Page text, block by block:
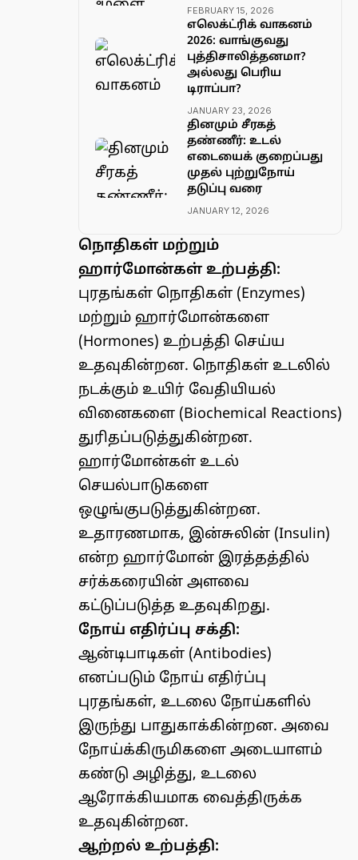
FEBRUARY 15, 2026
எலெக்ட்ரிக் வாகனம்
2026: வாங்குவது
புத்திசாலித்தனமா?
அல்லது பெரிய
டிராப்பா?
JANUARY 23, 2026
தினமும் சீரகத்
தண்ணீர்: உடல்
எடையைக் குறைப்பது
முதல் புற்றுநோய்
தடுப்பு வரை
JANUARY 12, 2026
நொதிகள் மற்றும்
ஹார்மோன்கள் உற்பத்தி:
புரதங்கள் நொதிகள் (Enzymes)
மற்றும் ஹார்மோன்களை
(Hormones) உற்பத்தி செய்ய
உதவுகின்றன. நொதிகள் உடலில்
நடக்கும் உயிர் வேதியியல்
வினைகளை (Biochemical Reactions)
துரிதப்படுத்துகின்றன.
ஹார்மோன்கள் உடல்
செயல்பாடுகளை
ஒழுங்குபடுத்துகின்றன.
உதாரணமாக, இன்சுலின் (Insulin)
என்ற ஹார்மோன் இரத்தத்தில்
சர்க்கரையின் அளவை
கட்டுப்படுத்த உதவுகிறது.
நோய் எதிர்ப்பு சக்தி:
ஆன்டிபாடிகள் (Antibodies)
எனப்படும் நோய் எதிர்ப்பு
புரதங்கள், உடலை நோய்களில்
இருந்து பாதுகாக்கின்றன. அவை
நோய்க்கிருமிகளை அடையாளம்
கண்டு அழித்து, உடலை
ஆரோக்கியமாக வைத்திருக்க
உதவுகின்றன.
ஆற்றல் உற்பத்தி: